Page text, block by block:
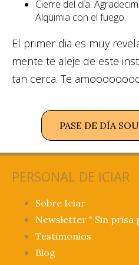
Cierre del día.
Alquimia con el fuego.
El primer dia es muy
mente te aleje de este
tan cerca. Te
PASE DE DÍA
PERSONAL DE ICIAR
Sobre Iciar
Newsletter " Sin prisa
Testimonios
Blog